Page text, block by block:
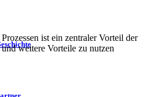
ist ein zentraler Vorteil der
weitere Vorteile zu nutzen